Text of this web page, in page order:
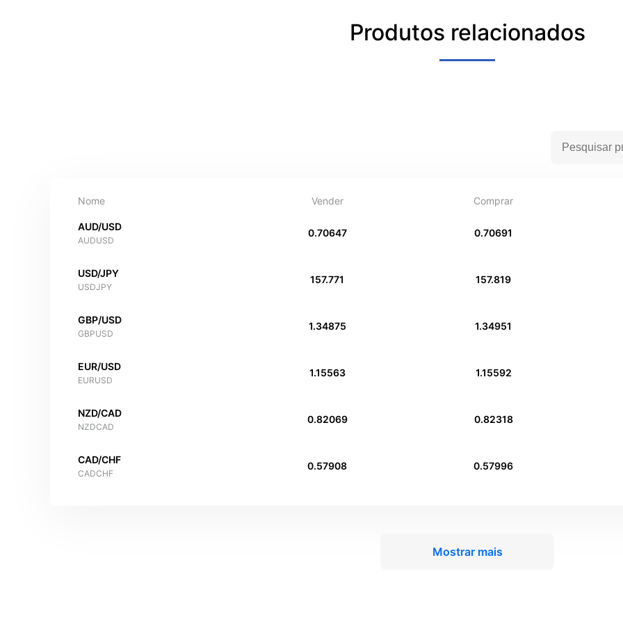
Produtos relacionados
Nome Vender Comprar
AUD/USD
AUDUSD
0.70647 0.70691
USD/JPY
USDJPY
157.771 157.819
GBP/USD
GBPUSD
1.34875 1.34951
EUR/USD
EURUSD
1.15563 1.15592
NZD/CAD
NZDCAD
0.82069 0.82318
CAD/CHF
CADCHF
0.57908 0.57996
Mostrar mais